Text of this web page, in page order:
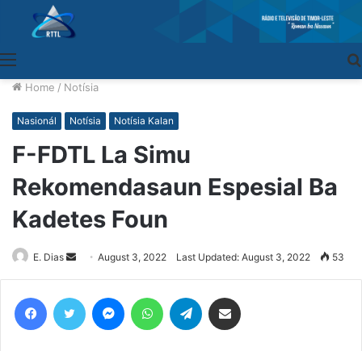
Home / Notísia
Nasionál Notísia Notísia Kalan
F-FDTL La Simu
Rekomendasaun Espesial Ba
Kadetes Foun
E. Dias
Send
an
August 3, 2022 Last Updated: August 3, 2022 53